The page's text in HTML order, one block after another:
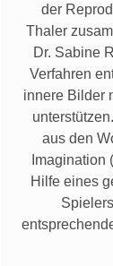
der
Thaler
Dr. Sabine
Verfahren
innere Bilder
aus den
Imagination
Hilfe eines